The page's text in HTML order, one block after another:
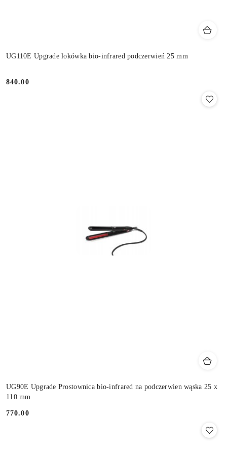
UG110E Upgrade lokówka bio-infrared podczerwień 25 mm
Cena:
840.00
UG90E Upgrade Prostownica bio-infrared na podczerwien wąska 25 x
110 mm
Cena:
770.00